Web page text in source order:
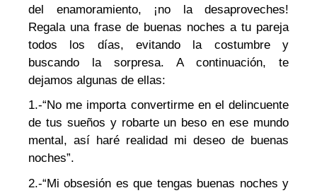
del enamoramiento, ¡no la desaproveches!
Regala una frase de buenas noches a tu pareja
todos los días, evitando la costumbre y
buscando la sorpresa. A continuación, te
dejamos algunas de ellas:
1.-“No me importa convertirme en el delincuente
de tus sueños y robarte un beso en ese mundo
mental, así haré realidad mi deseo de buenas
noches”.
2.-“Mi obsesión es que tengas buenas noches y